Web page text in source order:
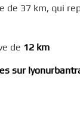
de 37 km, qui
de 12 km
sur